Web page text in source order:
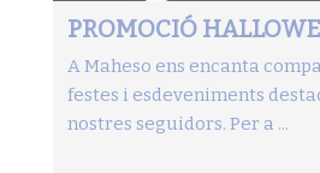
PROMOCIÓ
A Maheso ens encanta
festes i esdeveniments
nostres seguidors. Per a ...